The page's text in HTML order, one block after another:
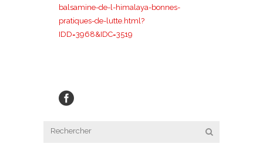
balsamine-de-l-himalaya-bonnes-
pratiques-de-lutte.html?
IDD=3968&IDC=3519